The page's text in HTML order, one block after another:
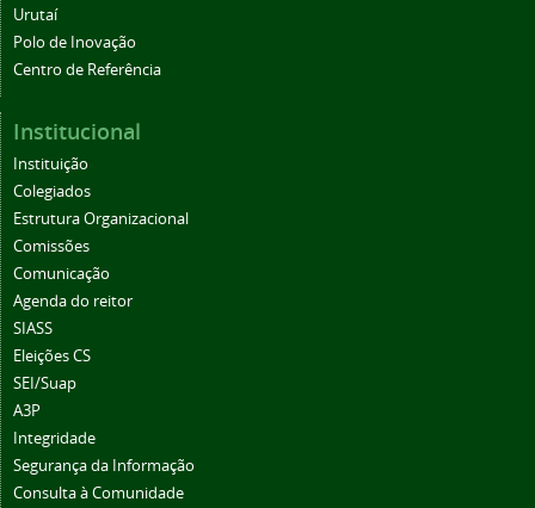
Urutaí
Polo de Inovação
Centro de Referência
Institucional
Instituição
Colegiados
Estrutura Organizacional
Comissões
Comunicação
Agenda do reitor
SIASS
Eleições CS
SEI/Suap
A3P
Integridade
Segurança da Informação
Consulta à Comunidade